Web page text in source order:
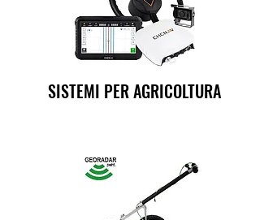
SISTEMI PER AGRICOLTURA